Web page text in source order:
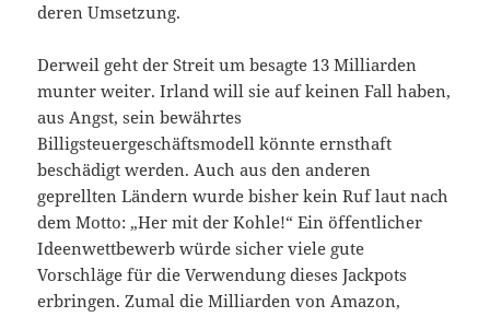
deren Umsetzung.
Derweil geht der Streit um besagte 13 Milliarden
munter weiter. Irland will sie auf keinen Fall haben,
aus Angst, sein bewährtes
Billigsteuergeschäftsmodell könnte ernsthaft
beschädigt werden. Auch aus den anderen
geprellten Ländern wurde bisher kein Ruf laut nach
dem Motto: „Her mit der Kohle!“ Ein öffentlicher
Ideenwettbewerb würde sicher viele gute
Vorschläge für die Verwendung dieses Jackpots
erbringen. Zumal die Milliarden von Amazon,